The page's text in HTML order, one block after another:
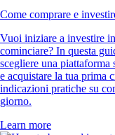
Come comprare e
Vuoi iniziare a investire
cominciare? In questa
scegliere una
e acquistare la tua prima
indicazioni pratiche su
giorno.
Learn more